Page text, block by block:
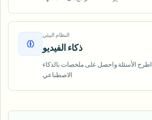
النظام البيئي
ذكاء الفيديو
اطرح الأسئلة واحصل على ملخصات بالذكاء
الاصطناعي